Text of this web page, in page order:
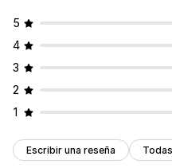
5
4
3
2
1
Escribir una reseña